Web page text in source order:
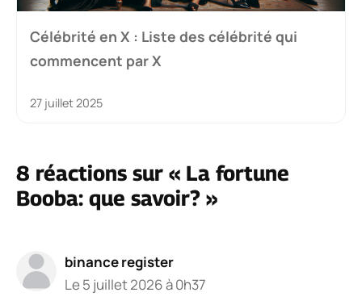
Célébrité en X : Liste des célébrité qui
commencent par X
27 juillet 2025
8 réactions sur « La fortune
Booba: que savoir? »
binance register
Le 5 juillet 2026 à 0h37